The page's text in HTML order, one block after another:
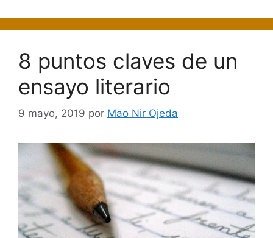
8 puntos claves de un
ensayo literario
9 mayo, 2019 por Mao Nir Ojeda